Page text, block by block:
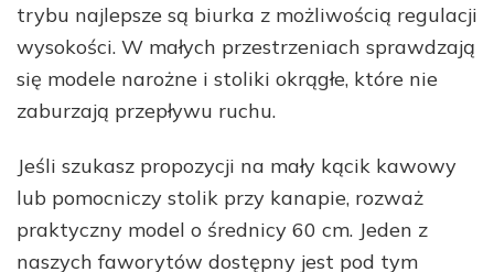
trybu najlepsze są biurka z możliwością regulacji
wysokości. W małych przestrzeniach sprawdzają
się modele narożne i stoliki okrągłe, które nie
zaburzają przepływu ruchu.
Jeśli szukasz propozycji na mały kącik kawowy
lub pomocniczy stolik przy kanapie, rozważ
praktyczny model o średnicy 60 cm. Jeden z
naszych faworytów dostępny jest pod tym